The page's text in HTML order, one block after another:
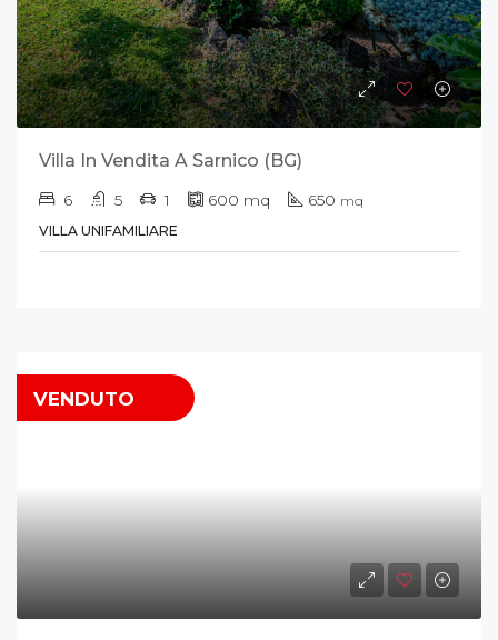
Villa In Vendita A Sarnico (BG)
6 5 1 600 mq 650 mq
VILLA UNIFAMILIARE
VENDUTO